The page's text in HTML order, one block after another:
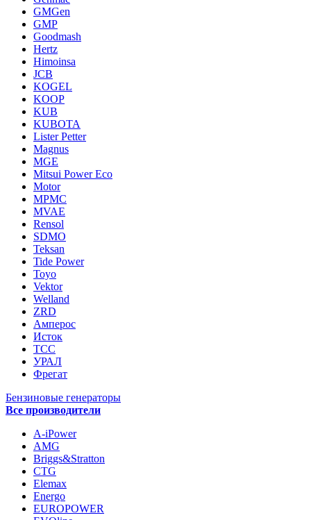
GMGen
GMP
Goodmash
Hertz
Himoinsa
JCB
KOGEL
KOOP
KUB
KUBOTA
Lister Petter
Magnus
MGE
Mitsui Power Eco
Motor
MPMC
MVAE
Rensol
SDMO
Teksan
Tide Power
Toyo
Vektor
Welland
ZRD
Амперос
Исток
ТСС
УРАЛ
Фрегат
Бензиновые генераторы
Все производители
A-iPower
AMG
Briggs&Stratton
CTG
Elemax
Energo
EUROPOWER